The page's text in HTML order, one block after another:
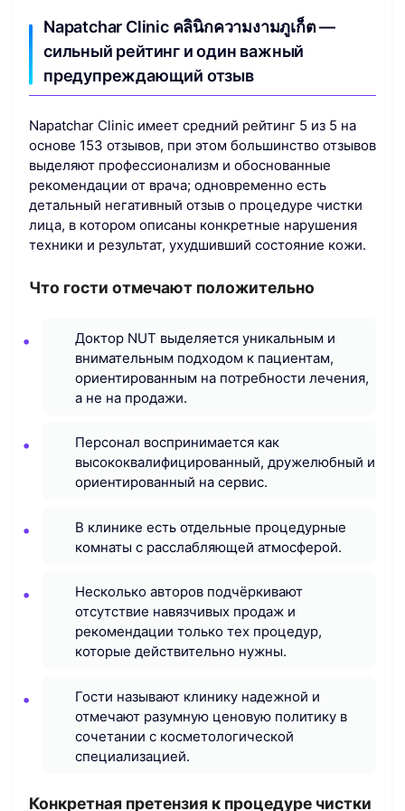
Napatchar Clinic คลินิกความงามภูเก็ต —
сильный рейтинг и один важный
предупреждающий отзыв
Napatchar Clinic имеет средний рейтинг 5 из 5 на
основе 153 отзывов, при этом большинство отзывов
выделяют профессионализм и обоснованные
рекомендации от врача; одновременно есть
детальный негативный отзыв о процедуре чистки
лица, в котором описаны конкретные нарушения
техники и результат, ухудшивший состояние кожи.
Что гости отмечают положительно
Доктор NUT выделяется уникальным и
внимательным подходом к пациентам,
ориентированным на потребности лечения,
а не на продажи.
Персонал воспринимается как
высококвалифицированный, дружелюбный и
ориентированный на сервис.
В клинике есть отдельные процедурные
комнаты с расслабляющей атмосферой.
Несколько авторов подчёркивают
отсутствие навязчивых продаж и
рекомендации только тех процедур,
которые действительно нужны.
Гости называют клинику надежной и
отмечают разумную ценовую политику в
сочетании с косметологической
специализацией.
Конкретная претензия к процедуре чистки